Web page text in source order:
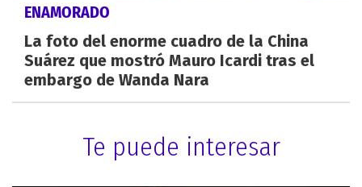
ENAMORADO
La foto del enorme cuadro de la China
Suárez que mostró Mauro Icardi tras el
embargo de Wanda Nara
Te puede interesar